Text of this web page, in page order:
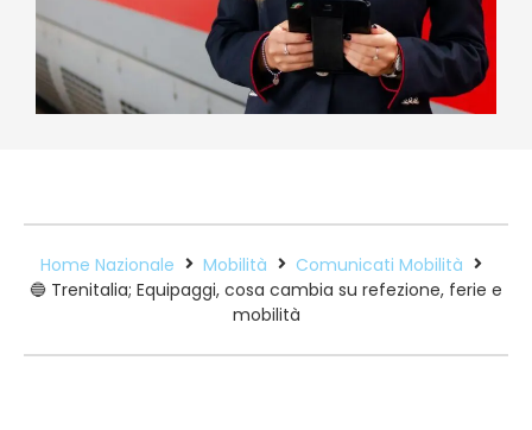
Home Nazionale Mobilità
Comunicati Mobilità
🔵 Trenitalia; Equipaggi, cosa cambia su refezione, ferie e
mobilità